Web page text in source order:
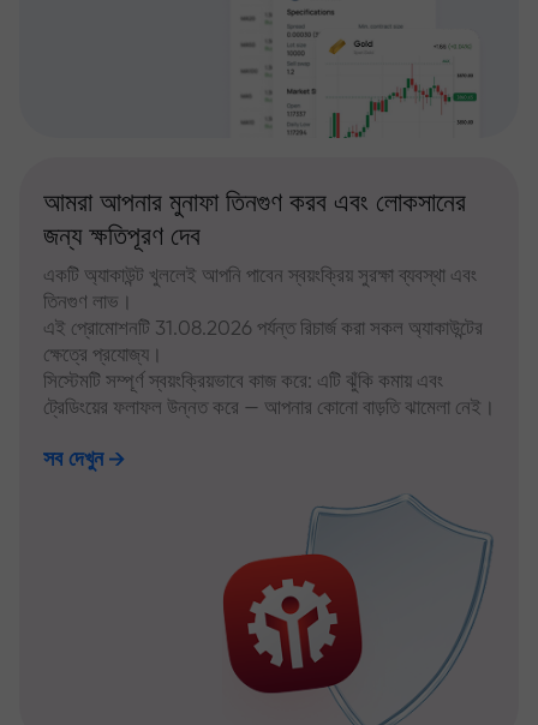
আমরা আপনার মুনাফা তিনগুণ করব এবং লোকসানের
জন্য ক্ষতিপূরণ দেব
একটি অ্যাকাউন্ট খুললেই আপনি পাবেন স্বয়ংক্রিয় সুরক্ষা ব্যবস্থা এবং
তিনগুণ লাভ।
এই প্রোমোশনটি 31.08.2026 পর্যন্ত রিচার্জ করা সকল অ্যাকাউন্টের
ক্ষেত্রে প্রযোজ্য।
সিস্টেমটি সম্পূর্ণ স্বয়ংক্রিয়ভাবে কাজ করে: এটি ঝুঁকি কমায় এবং
ট্রেডিংয়ের ফলাফল উন্নত করে — আপনার কোনো বাড়তি ঝামেলা নেই।
সব দেখুন